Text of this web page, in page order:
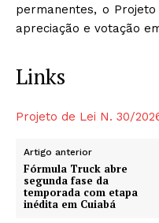
permanentes, o
apreciação e votação
Links
Projeto de Lei N. 30/
Artigo anterior
Fórmula Truck abre
segunda fase da
temporada com etapa
inédita em Cuiabá